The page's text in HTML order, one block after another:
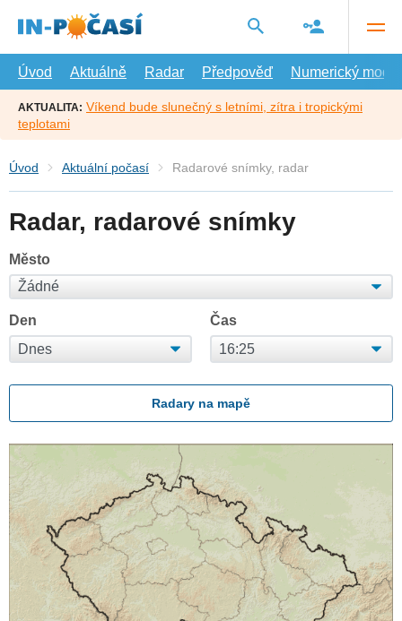
hlavní
Úvod
Aktuálně Radar Předpověď Numerický model
AKTUALITA: Víkend bude slunečný s letními, zítra i tropickými
teplotami
Úvod Aktuální počasí Radarové snímky, radar
Radar, radarové snímky
Město
Den Čas
Radary na mapě